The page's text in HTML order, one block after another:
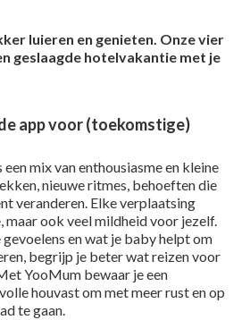
luieren en genieten. Onze vier
geslaagde hotelvakantie met je
app voor (toekomstige)
mix van enthousiasme en kleine
nieuwe ritmes, behoeften die
veranderen. Elke verplaatsing
ook veel mildheid voor jezelf.
en wat je baby helpt om
begrijp je beter wat reizen voor
YooMum bewaar je een
houvast om met meer rust en op
te gaan.